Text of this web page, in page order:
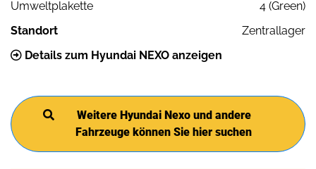
Umweltplakette
4 (Green)
Standort
Zentrallager
Details zum Hyundai NEXO anzeigen
Weitere Hyundai Nexo und andere
Fahrzeuge können Sie hier suchen